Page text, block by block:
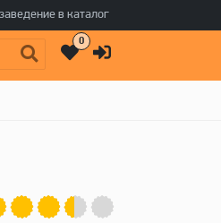
в каталог
0